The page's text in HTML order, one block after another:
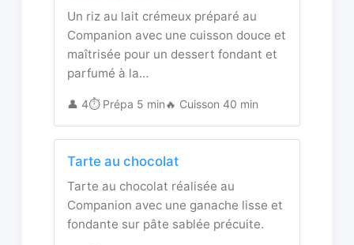
Un riz au lait crémeux préparé au
Companion avec une cuisson douce et
maîtrisée pour un dessert fondant et
parfumé à la…
👤 4⏱️ Prépa 5 min🔥 Cuisson 40 min
Tarte au chocolat
Tarte au chocolat réalisée au
Companion avec une ganache lisse et
fondante sur pâte sablée précuite.